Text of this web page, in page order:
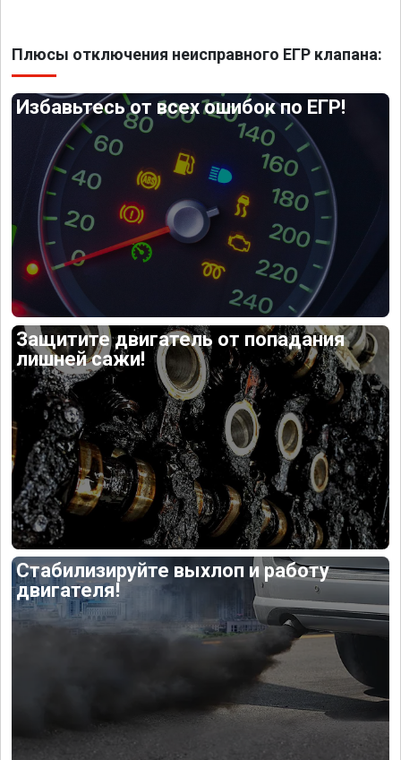
Плюсы отключения неисправного ЕГР клапана:
Избавьтесь от всех ошибок по ЕГР!
Защитите двигатель от попадания
лишней сажи!
Стабилизируйте выхлоп и работу
двигателя!